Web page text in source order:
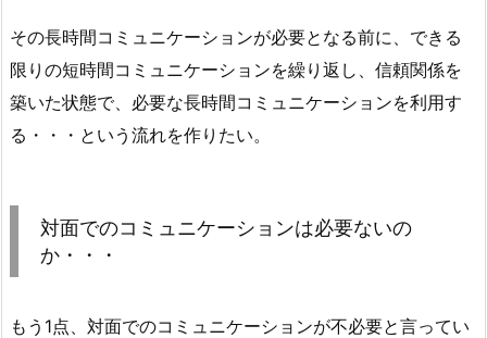
その長時間コミュニケーションが必要となる前に、できる
限りの短時間コミュニケーションを繰り返し、信頼関係を
築いた状態で、必要な長時間コミュニケーションを利用す
る・・・という流れを作りたい。
対面でのコミュニケーションは必要ないの
か・・・
もう1点、対面でのコミュニケーションが不必要と言ってい